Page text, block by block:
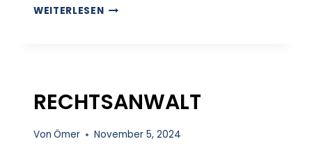
WEITERLESEN
RECHTSANWALT
Von Ömer November 5, 2024